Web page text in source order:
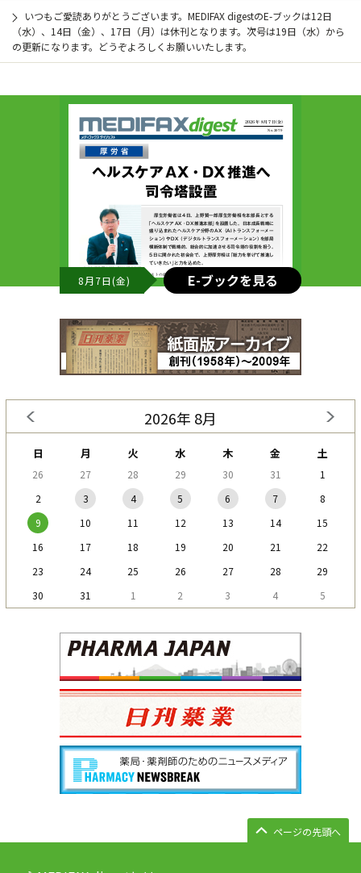
いつもご愛読ありがとうございます。MEDIFAX digestのE-ブックは12日
（水）、14日（金）、17日（月）は休刊となります。次号は19日（水）から
の更新になります。どうぞよろしくお願いいたします。
8月7日(金) E-ブックを見る
2026年 8月
日 月 火 水 木 金 土
26 27 28 29 30 31
1
2
3 4 5 6 7
8
9
10 11 12 13 14
15
16
17 18 19 20 21
22
23
24 25 26 27 28
29
30
31 1 2 3 4 5
ページの先頭へ